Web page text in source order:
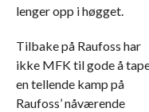
lenger opp i høgget.
Tilbake på Raufoss har
ikke MFK til gode å
en tellende kamp på
Raufoss’ nåværende